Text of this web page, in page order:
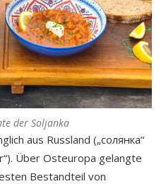
der Soljanka
aus Russland („солянка“
Über Osteuropa gelangte
Bestandteil von